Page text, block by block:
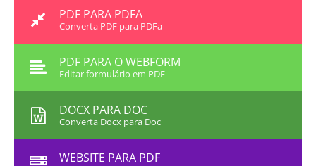
PDF PARA PDFA
Converta PDF para PDFa
PDF PARA O WEBFORM
Editar formulário em PDF
DOCX PARA DOC
Converta Docx para Doc
WEBSITE PARA PDF